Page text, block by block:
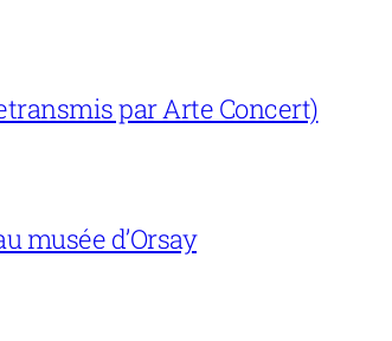
par Arte Concert)
musée d’Orsay